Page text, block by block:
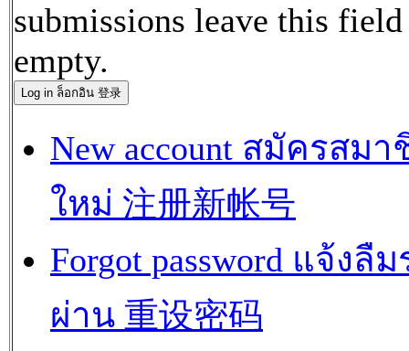
submissions leave this field
empty.
New account สมัครสมา
ใหม่ 注册新帐号
Forgot password แจ้งลื
ผ่าน 重设密码